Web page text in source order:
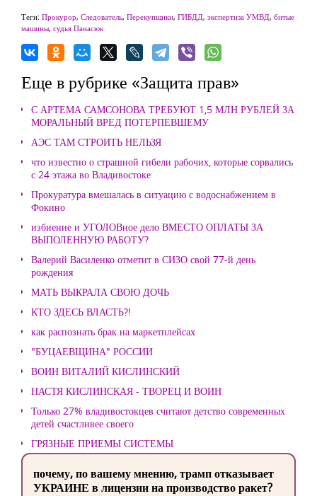
Теги: Прокурор, Следователь, Перекупщики, ГИБДД, экспертиза УМВД, битые
машины, судья Панасюк
Еще в рубрике «Защита прав»
С АРТЕМА САМСОНОВА ТРЕБУЮТ 1,5 МЛН РУБЛЕЙ ЗА
МОРАЛЬНЫЙ ВРЕД ПОТЕРПЕВШЕМУ
АЭС ТАМ СТРОИТЬ НЕЛЬЗЯ
что известно о страшной гибели рабочих, которые сорвались
с 24 этажа во Владивостоке
Прокуратура вмешалась в ситуацию с водоснабжением в
Фокино
избиение и УГОЛОВное дело ВМЕСТО ОПЛАТЫ ЗА
ВЫПОЛЕННУЮ РАБОТУ?
Валерий Василенко отметит в СИЗО свой 77-й день
рождения
МАТЬ ВЫКРАЛА СВОЮ ДОЧЬ
КТО ЗДЕСЬ ВЛАСТЬ?!
как распознать брак на маркетплейсах
"БУЦАЕВЩИНА" РОССИИ
ВОИН ВИТАЛИЙ КИСЛИНСКИЙ
НАСТЯ КИСЛИНСКАЯ - ТВОРЕЦ И ВОИН
Только 27% владивостокцев считают детство современных
детей счастливее своего
ГРЯЗНЫЕ ПРИЕМЫ СИСТЕМЫ
почему, по вашему мнению, трамп отказывает
УКРАИНЕ в лицензии на производство ракет?